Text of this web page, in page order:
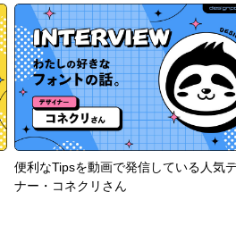
便利なTipsを動画で発信している人気
ナー・コネクリさん